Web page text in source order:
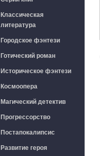
Классическая
литература
Городское фэнтези
Готический роман
Историческое фэнтези
Космоопера
Магический детектив
Прогрессорство
Постапокалипсис
Развитие героя